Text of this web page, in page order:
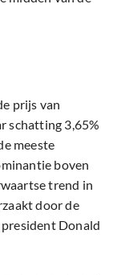
prijs van
schatting 3,65%
meeste
boven
trend in
door de
Donald